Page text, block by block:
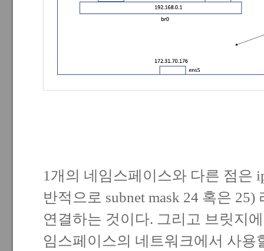
1개의 네임스페이스와 다른 점은
반적으로 subnet mask 24 혹은
연결하는 것이다. 그리고 브릿지
임스페이스의 네트워크에서 사용